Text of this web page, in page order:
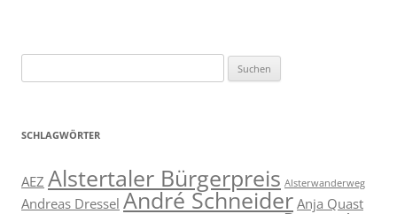
nach:
SCHLAGWÖRTER
AEZ Alstertaler Bürgerpreis Alsterwanderweg
Andreas Dressel André SchneiderAnja Quast